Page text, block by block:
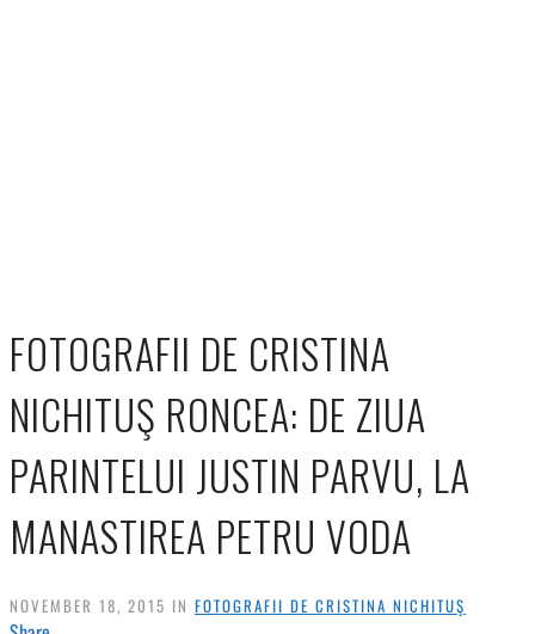
FOTOGRAFII DE CRISTINA
NICHITUŞ RONCEA: DE ZIUA
PARINTELUI JUSTIN PARVU, LA
MANASTIREA PETRU VODA
NOVEMBER 18, 2015 IN FOTOGRAFII DE CRISTINA NICHITUŞ